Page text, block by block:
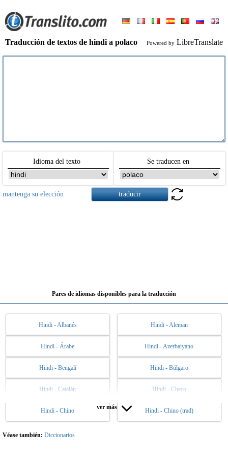
Traducción de textos de hindi a polaco Powered by LibreTranslate
Idioma del texto Se traducen en
mantenga su elección
Pares de idiomas disponibles para la traducción
Hindi - Albanés Hindi - Aleman
Hindi - Árabe Hindi - Azerbaiyano
Hindi - Bengalí Hindi - Búlgaro
Hindi - Catalán Hindi - Checo
Hindi - Chino Hindi - Chino (trad)
Hindi - Danés Hindi - Eslovaco
Hindi - Esloveno
ver más
Véase también: Diccionarios